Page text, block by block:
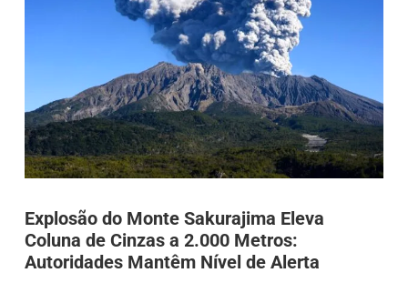
Explosão do Monte Sakurajima Eleva
Coluna de Cinzas a 2.000 Metros:
Autoridades Mantêm Nível de Alerta